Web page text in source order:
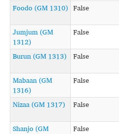
Foodo (GM 1310) False
Jumjum (GM
1312)
False
Burun (GM 1313) False
Mabaan (GM
1316)
False
Nizaa (GM 1317) False
Shanjo (GM
False